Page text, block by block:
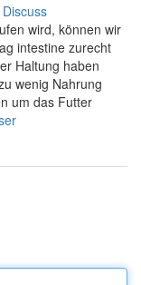
Discuss
wird, können wir
intestine zurecht
Haltung haben
wenig Nahrung
um das Futter